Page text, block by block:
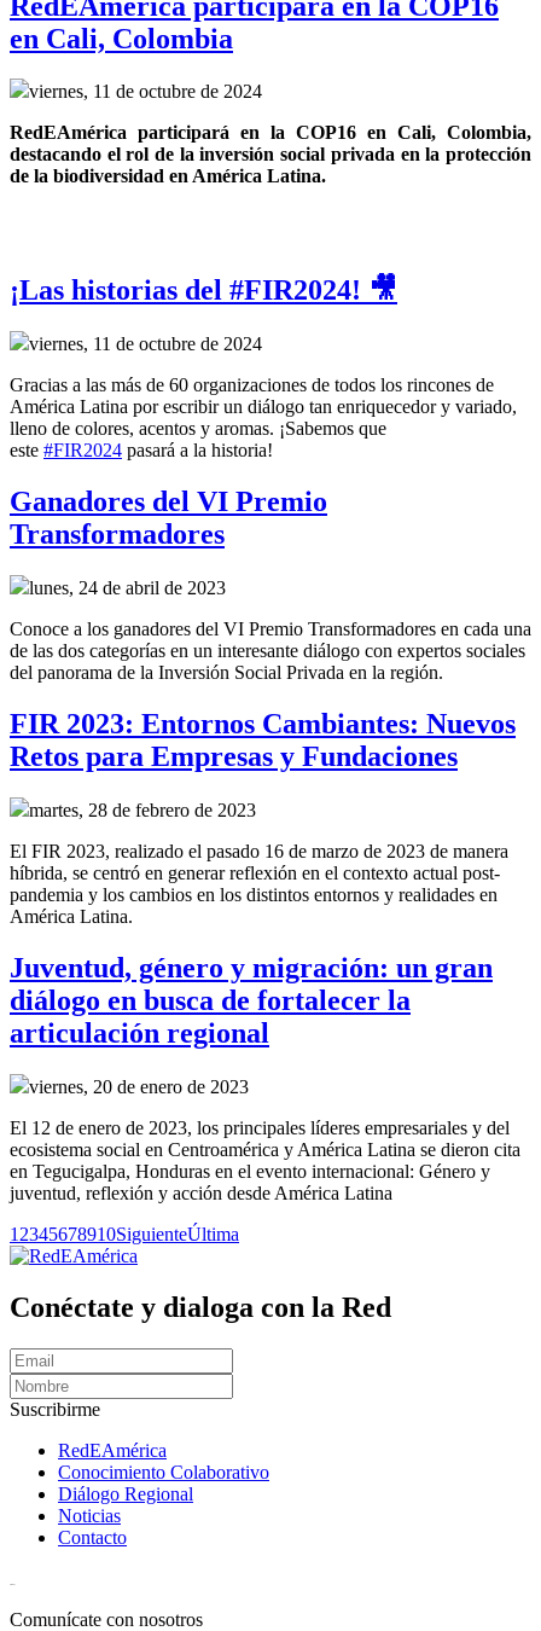
en Cali, Colombia
viernes, 11 de octubre de 2024
RedEAmérica participará en la COP16 en Cali, Colombia,
destacando el rol de la inversión social privada en la protección
de la biodiversidad en América Latina.
¡Las historias del #FIR2024! 🎥
viernes, 11 de octubre de 2024
Gracias a las más de 60 organizaciones de todos los rincones de
América Latina por escribir un diálogo tan enriquecedor y variado,
lleno de colores, acentos y aromas. ¡Sabemos que
este #FIR2024 pasará a la historia!
Ganadores del VI Premio
Transformadores
lunes, 24 de abril de 2023
Conoce a los ganadores del VI Premio Transformadores en cada una
de las dos categorías en un interesante diálogo con expertos sociales
del panorama de la Inversión Social Privada en la región.
FIR 2023: Entornos Cambiantes: Nuevos
Retos para Empresas y Fundaciones
martes, 28 de febrero de 2023
El FIR 2023, realizado el pasado 16 de marzo de 2023 de manera
híbrida, se centró en generar reflexión en el contexto actual post-
pandemia y los cambios en los distintos entornos y realidades en
América Latina.
Juventud, género y migración: un gran
diálogo en busca de fortalecer la
articulación regional
viernes, 20 de enero de 2023
El 12 de enero de 2023, los principales líderes empresariales y del
ecosistema social en Centroamérica y América Latina se dieron cita
en Tegucigalpa, Honduras en el evento internacional: Género y
juventud, reflexión y acción desde América Latina
1 2345678910SiguienteÚltima
Conéctate y dialoga con la Red
Suscribirme
RedEAmérica
Conocimiento Colaborativo
Diálogo Regional
Noticias
Contacto
Comunícate con nosotros